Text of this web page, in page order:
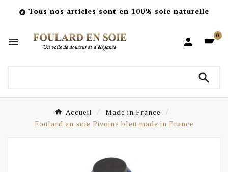
 Tous nos articles sont en 100% soie naturelle
 
0

Accueil
Made in France
Foulard en soie Pivoine bleu made in France